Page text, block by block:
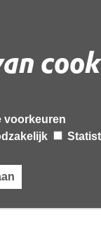
voorkeuren